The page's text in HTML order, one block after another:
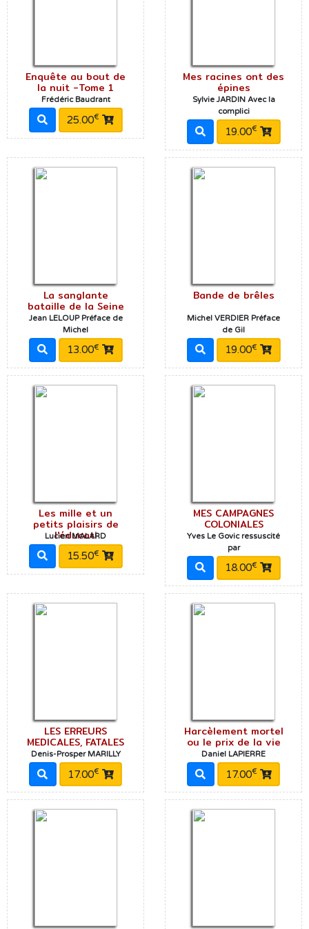
Enquête au bout de
la nuit -Tome 1
Frédéric Baudrant
25.00€
Mes racines ont des
épines
Sylvie JARDIN Avec la
complici
19.00€
La sanglante
bataille de la Seine
Jean LELOUP Préface de
Michel
13.00€
Bande de brêles
Michel VERDIER Préface
de Gil
19.00€
Les mille et un
petits plaisirs de
l'éducati
Lucien MALARD
15.50€
MES CAMPAGNES
COLONIALES
Yves Le Govic ressuscité
par
18.00€
LES ERREURS
MEDICALES, FATALES
Denis-Prosper MARILLY
17.00€
Harcèlement mortel
ou le prix de la vie
Daniel LAPIERRE
17.00€